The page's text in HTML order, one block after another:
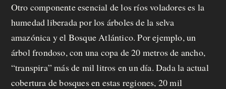
Otro componente esencial de los ríos voladores es la
humedad liberada por los árboles de la selva
amazónica y el Bosque Atlántico. Por ejemplo, un
árbol frondoso, con una copa de 20 metros de ancho,
“transpira” más de mil litros en un día. Dada la actual
cobertura de bosques en estas regiones, 20 mil